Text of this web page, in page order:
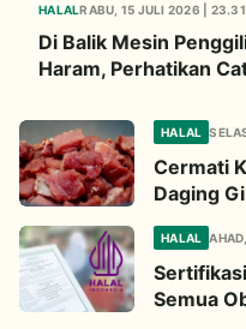
HALALRABU, 15 JULI 2026 |
Di Balik Mesin
Haram, Perhatikan
HALAL
Cermati
Daging
HALAL
Semua